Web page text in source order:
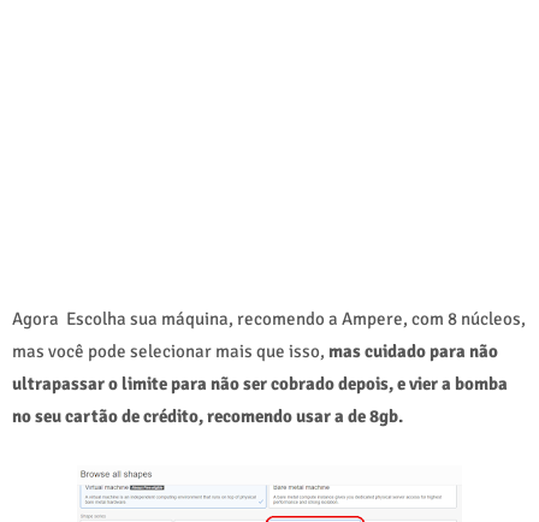
Agora Escolha sua máquina, recomendo a Ampere, com 8 núcleos,
mas você pode selecionar mais que isso, mas cuidado para não
ultrapassar o limite para não ser cobrado depois, e vier a bomba
no seu cartão de crédito, recomendo usar a de 8gb.